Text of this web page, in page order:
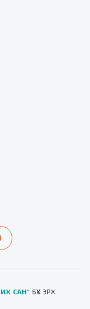
САН" БҮХ ЭРХ